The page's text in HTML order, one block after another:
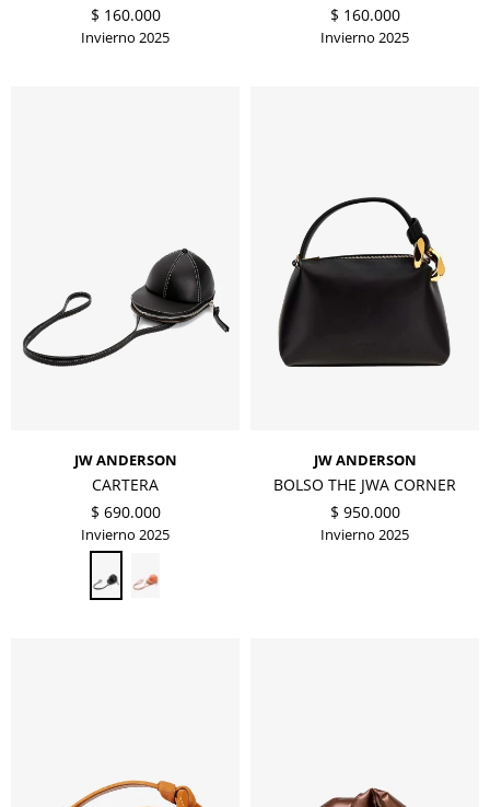
$ 160.000
Invierno 2025
$ 160.000
Invierno 2025
JW ANDERSON
CARTERA
$ 690.000
Invierno 2025
JW ANDERSON
BOLSO THE JWA CORNER
$ 950.000
Invierno 2025